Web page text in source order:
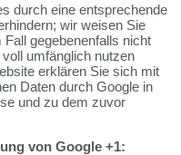
durch eine entsprechende
wir weisen Sie
gegebenenfalls nicht
umfänglich nutzen
erklären Sie sich mit
Daten durch Google in
und zu dem zuvor
von Google +1: